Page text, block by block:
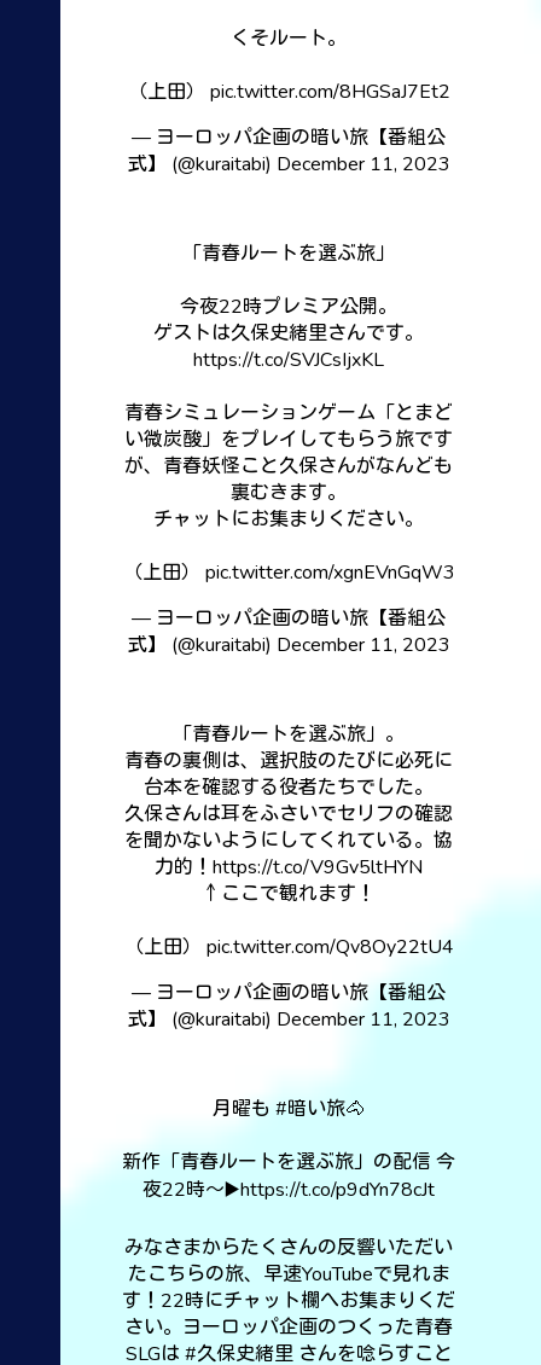
くそルート。
（上田） pic.twitter.com/8HGSaJ7Et2
— ヨーロッパ企画の暗い旅【番組公
式】 (@kuraitabi) December 11, 2023
「青春ルートを選ぶ旅」
今夜22時プレミア公開。
ゲストは久保史緒里さんです。
https://t.co/SVJCsIjxKL
青春シミュレーションゲーム「とまど
い微炭酸」をプレイしてもらう旅です
が、青春妖怪こと久保さんがなんども
裏むきます。
チャットにお集まりください。
（上田） pic.twitter.com/xgnEVnGqW3
— ヨーロッパ企画の暗い旅【番組公
式】 (@kuraitabi) December 11, 2023
「青春ルートを選ぶ旅」。
青春の裏側は、選択肢のたびに必死に
台本を確認する役者たちでした。
久保さんは耳をふさいでセリフの確認
を聞かないようにしてくれている。協
力的！https://t.co/V9Gv5ltHYN
↑ここで観れます！
（上田） pic.twitter.com/Qv8Oy22tU4
— ヨーロッパ企画の暗い旅【番組公
式】 (@kuraitabi) December 11, 2023
月曜も#暗い旅🐴
新作「青春ルートを選ぶ旅」の配信 今
夜22時〜▶️https://t.co/p9dYn78cJt
みなさまからたくさんの反響いただい
たこちらの旅、早速YouTubeで見れま
す！22時にチャット欄へお集まりくだ
さい。ヨーロッパ企画のつくった青春
SLGは #久保史緒里さんを唸らすこと